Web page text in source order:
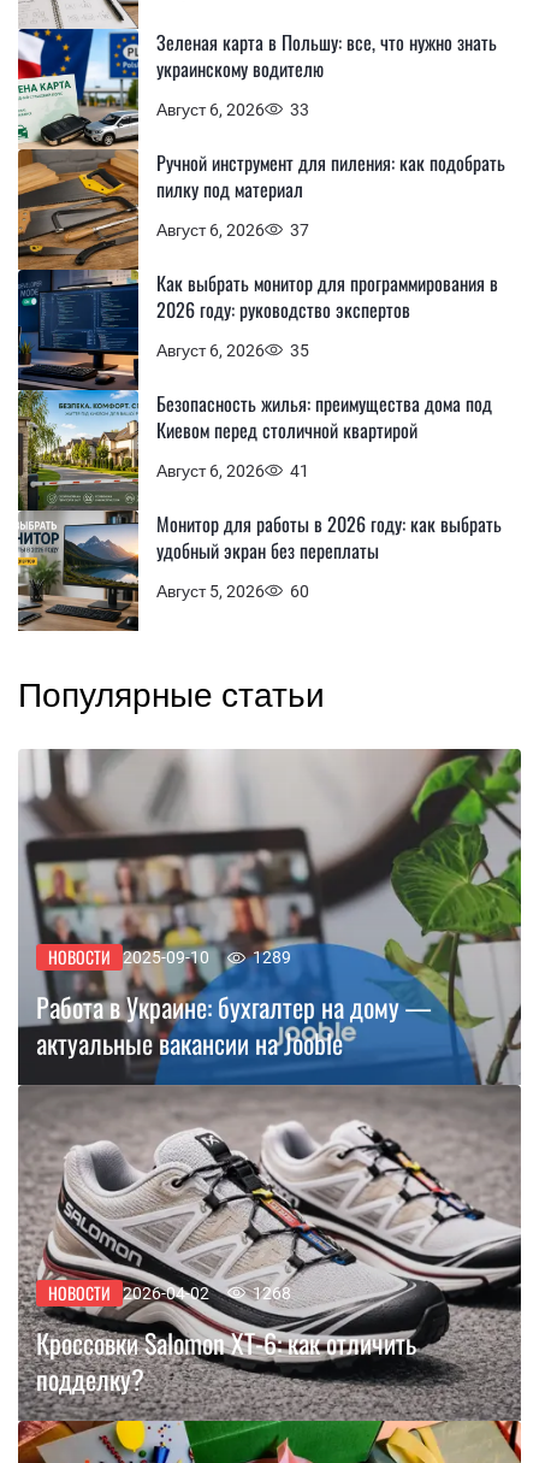
Август 6, 2026 33
Зеленая карта в Польшу: все, что нужно знать
украинскому водителю
Август 6, 2026 37
Ручной инструмент для пиления: как подобрать
пилку под материал
Август 6, 2026 35
Как выбрать монитор для программирования в
2026 году: руководство экспертов
Август 6, 2026 41
Безопасность жилья: преимущества дома под
Киевом перед столичной квартирой
Август 5, 2026 60
Монитор для работы в 2026 году: как выбрать
удобный экран без переплаты
Популярные статьи
НОВОСТИ 2025-09-10 1289
Работа в Украине: бухгалтер на дому —
актуальные вакансии на Jooble
НОВОСТИ 2026-04-02 1268
Кроссовки Salomon XT-6: как отличить
подделку?